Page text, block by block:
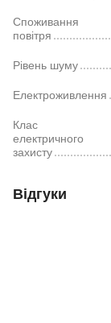
Споживання
повітря
Рівень шуму
Електроживлення
Клас
електричного
захисту
Відгуки